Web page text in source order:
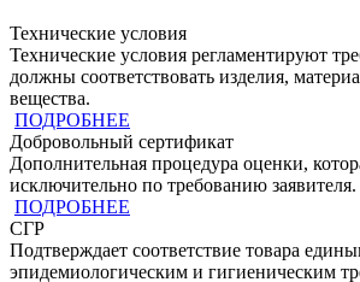
Технические условия
Технические условия регламентируют
должны соответствовать изделия,
вещества.
ПОДРОБНЕЕ
Добровольный сертификат
Дополнительная процедура оценки,
исключительно по требованию заявителя.
ПОДРОБНЕЕ
СГР
Подтверждает соответствие товара
эпидемиологическим и гигиеническим